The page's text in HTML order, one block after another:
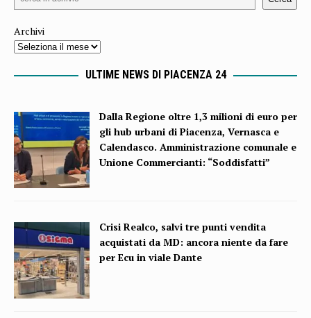
Archivi
ULTIME NEWS DI PIACENZA 24
Dalla Regione oltre 1,3 milioni di euro per
gli hub urbani di Piacenza, Vernasca e
Calendasco. Amministrazione comunale e
Unione Commercianti: “Soddisfatti”
Crisi Realco, salvi tre punti vendita
acquistati da MD: ancora niente da fare
per Ecu in viale Dante